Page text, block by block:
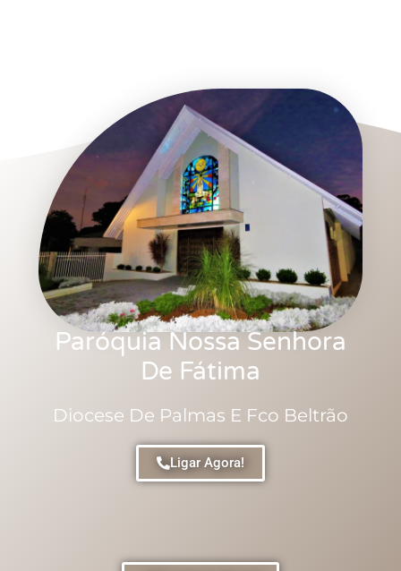
Paróquia Nossa Senhora
De Fátima
Diocese De Palmas E Fco Beltrão
Ligar Agora!